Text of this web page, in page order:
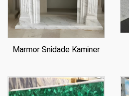
Marmor Snidade Kaminer